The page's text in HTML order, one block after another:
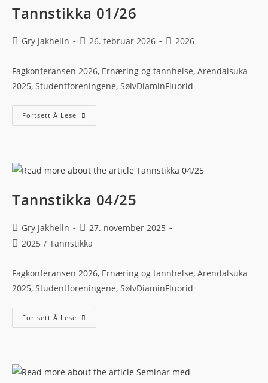
Tannstikka 01/26
Gry Jakhelln 26. februar 2026 2026
Fagkonferansen 2026, Ernæring og tannhelse, Arendalsuka
2025, Studentforeningene, SølvDiaminFluorid
Fortsett Å Lese
Tannstikka 04/25
Gry Jakhelln
27. november 2025
2025 / Tannstikka
Fagkonferansen 2026, Ernæring og tannhelse, Arendalsuka
2025, Studentforeningene, SølvDiaminFluorid
Fortsett Å Lese